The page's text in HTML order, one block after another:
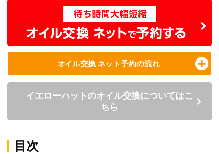
オイル交換 ネット予約の流れ
イエローハットのオイル交換についてはこ
ちら
目次